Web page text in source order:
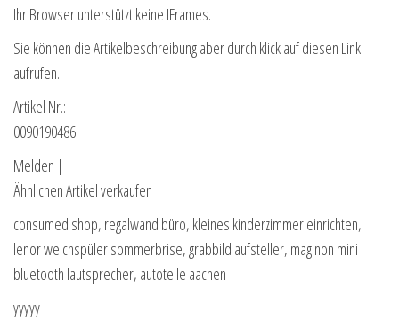
Ihr Browser unterstützt keine IFrames.
Sie können die Artikelbeschreibung aber durch klick auf diesen Link
aufrufen.
Artikel Nr.:
0090190486
Melden |
Ähnlichen Artikel verkaufen
consumed shop, regalwand büro, kleines kinderzimmer einrichten,
lenor weichspüler sommerbrise, grabbild aufsteller, maginon mini
bluetooth lautsprecher, autoteile aachen
yyyyy